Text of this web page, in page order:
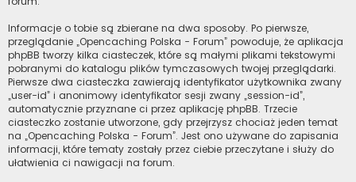
Informacje o tobie są zbierane na dwa sposoby. Po pierwsze,
przeglądanie „Opencaching Polska - Forum” powoduje, że aplikacja
phpBB tworzy kilka ciasteczek, które są małymi plikami tekstowymi
pobranymi do katalogu plików tymczasowych twojej przeglądarki.
Pierwsze dwa ciasteczka zawierają identyfikator użytkownika zwany
„user-id” i anonimowy identyfikator sesji zwany „session-id”,
automatycznie przyznane ci przez aplikację phpBB. Trzecie
ciasteczko zostanie utworzone, gdy przejrzysz chociaż jeden temat
na „Opencaching Polska - Forum”. Jest ono używane do zapisania
informacji, które tematy zostały przez ciebie przeczytane i służy do
ułatwienia ci nawigacji na forum.